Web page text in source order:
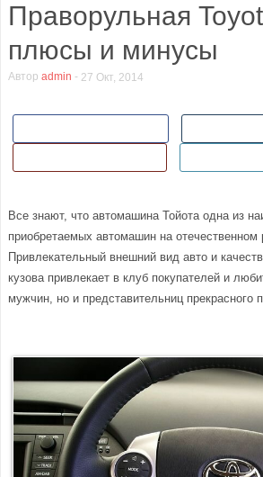
Праворульная
плюсы и минусы
Автор admin - 27 Окт, 2014
Все знают, что автомашина Тойота одна из
приобретаемых автомашин на отечественном
Привлекательный внешний вид авто и
кузова привлекает в клуб покупателей и
мужчин, но и представительниц прекрасного